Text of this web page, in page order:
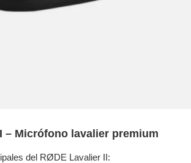
– Micrófono lavalier premium
del RØDE Lavalier II: